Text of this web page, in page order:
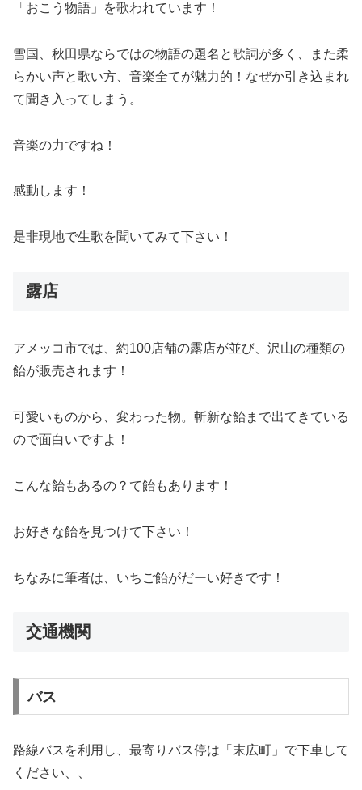
「おこう物語」を歌われています！
雪国、秋田県ならではの物語の題名と歌詞が多く、また柔
らかい声と歌い方、音楽全てが魅力的！なぜか引き込まれ
て聞き入ってしまう。
音楽の力ですね！
感動します！
是非現地で生歌を聞いてみて下さい！
露店
アメッコ市では、約100店舗の露店が並び、沢山の種類の
飴が販売されます！
可愛いものから、変わった物。斬新な飴まで出てきている
ので面白いですよ！
こんな飴もあるの？て飴もあります！
お好きな飴を見つけて下さい！
ちなみに筆者は、いちご飴がだーい好きです！
交通機関
バス
路線バスを利用し、最寄りバス停は「末広町」で下車して
ください、、